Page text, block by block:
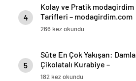
4
Kolay ve Pratik modagirdim
Tarifleri – modagirdim.com
266 kez okundu
5
Süte En Çok Yakışan: Damla
Çikolatalı Kurabiye –
modagirdim.com
182 kez okundu